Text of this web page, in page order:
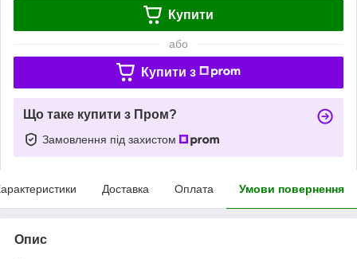
Купити
або
Купити з
Що таке купити з Пром?
Замовлення під захистом
Доставка Оплата Умови повернення
Опис